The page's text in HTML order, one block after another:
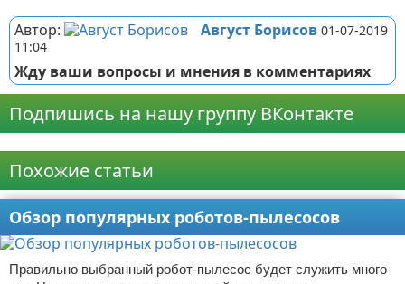
Автор: Август Борисов 01-07-2019
11:04
Жду ваши вопросы и мнения в комментариях
Подпишись на нашу группу ВКонтакте
Похожие статьи
Обзор популярных роботов-пылесосов
Правильно выбранный робот-пылесос будет служить много